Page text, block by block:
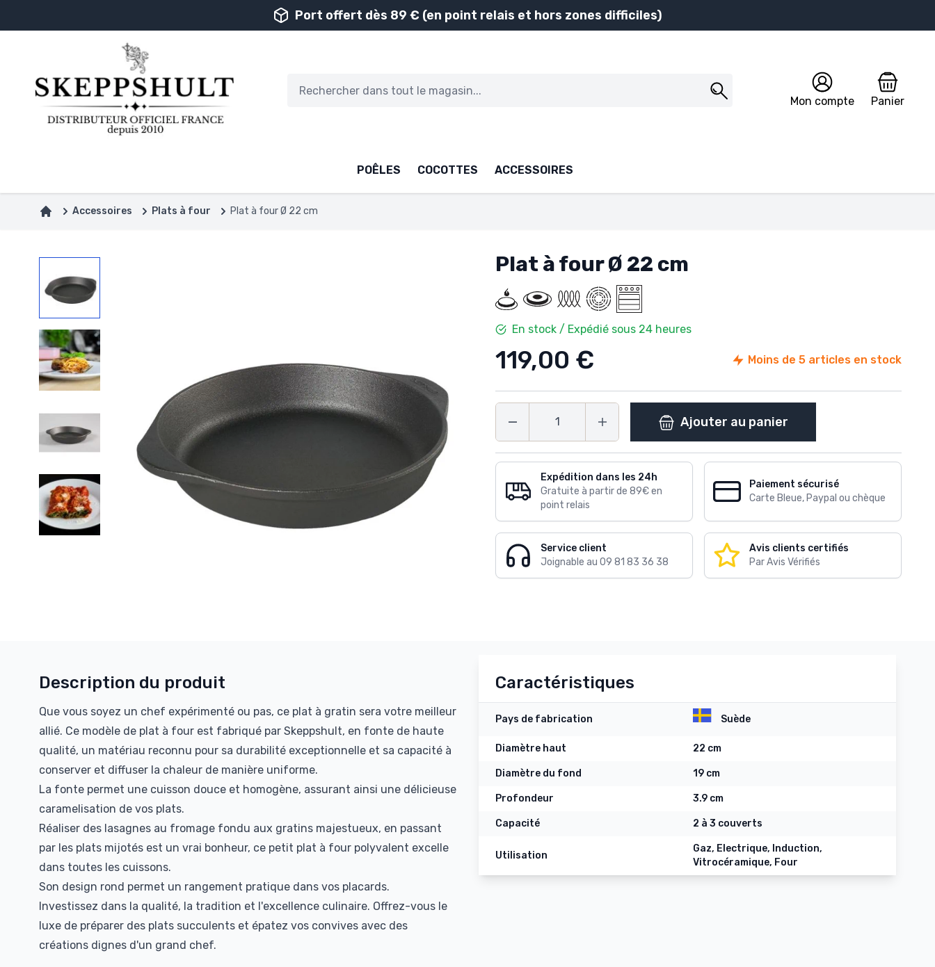
Port offert dès 89 € (en point relais et hors zones difficiles)
Mon compte Panier
POÊLES COCOTTES ACCESSOIRES
Accessoires Plats à four Plat à four Ø 22 cm
Plat à four Ø 22 cm
En stock / Expédié sous 24 heures
119,00 € Moins de 5 articles en stock
Ajouter au panier
Expédition dans les 24h
Gratuite à partir de 89€ en
point relais
Paiement sécurisé
Carte Bleue, Paypal ou chèque
Service client
Joignable au 09 81 83 36 38
Avis clients certifiés
Par Avis Vérifiés
Description du produit
Que vous soyez un chef expérimenté ou pas, ce plat à gratin sera votre meilleur
allié. Ce modèle de plat à four est fabriqué par Skeppshult, en fonte de haute
qualité, un matériau reconnu pour sa durabilité exceptionnelle et sa capacité à
conserver et diffuser la chaleur de manière uniforme.
La fonte permet une cuisson douce et homogène, assurant ainsi une délicieuse
caramelisation de vos plats.
Réaliser des lasagnes au fromage fondu aux gratins majestueux, en passant
par les plats mijotés est un vrai bonheur, ce petit plat à four polyvalent excelle
dans toutes les cuissons.
Son design rond permet un rangement pratique dans vos placards.
Investissez dans la qualité, la tradition et l'excellence culinaire. Offrez-vous le
luxe de préparer des plats succulents et épatez vos convives avec des
créations dignes d'un grand chef.
Caractéristiques
Pays de fabrication Suède
Diamètre haut 22 cm
Diamètre du fond 19 cm
Profondeur 3.9 cm
Capacité 2 à 3 couverts
Utilisation
Gaz, Electrique, Induction,
Vitrocéramique, Four